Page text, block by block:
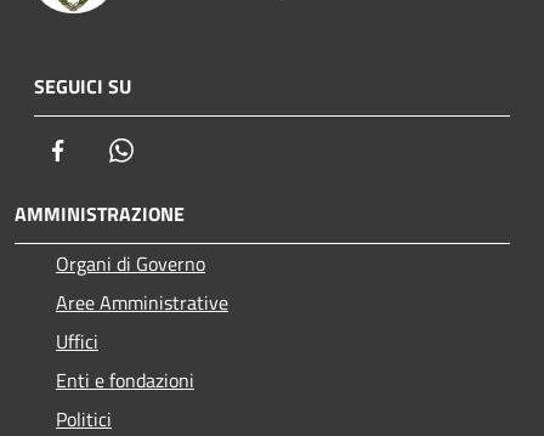
SEGUICI SU
Facebook
AMMINISTRAZIONE
Organi di Governo
Aree Amministrative
Uffici
Enti e fondazioni
Politici